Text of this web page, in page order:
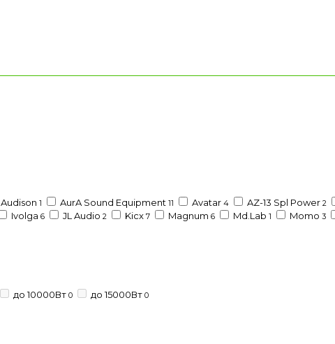
Audison 1 AurA Sound Equipment 11 Avatar 4 AZ-13 Spl Power 2
Ivolga 6 JL Audio 2 Kicx 7 Magnum 6 Md.Lab 1 Momo 3
до 10000Вт 0 до 15000Вт 0